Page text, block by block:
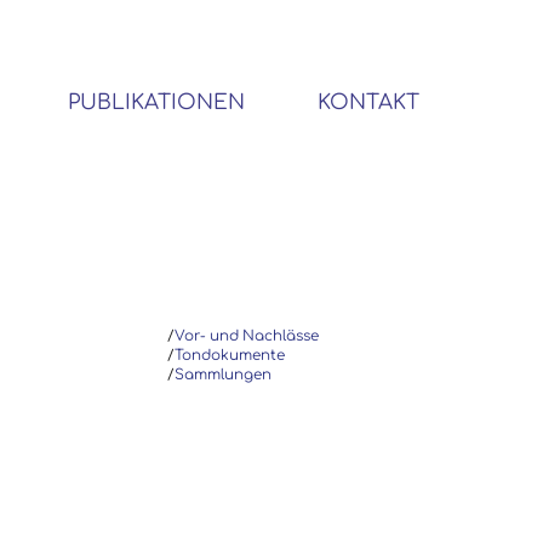
PUBLIKATIONEN KONTAKT
/Vor- und Nachlässe
/Tondokumente
/Sammlungen